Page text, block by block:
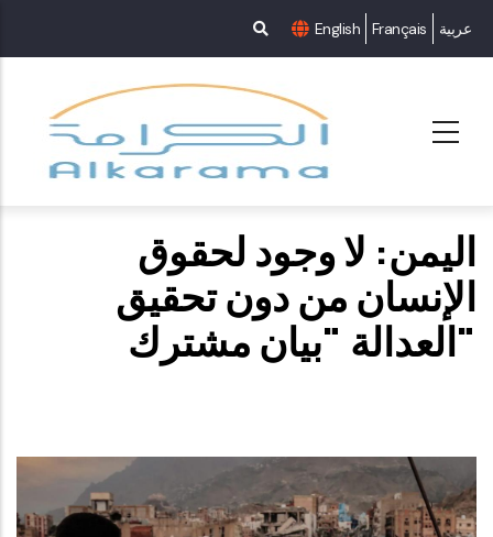
English Français عربية
الإنسان من دون تحقيق
العدالة "بيان مشترك"